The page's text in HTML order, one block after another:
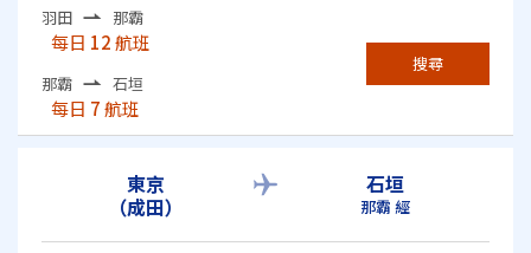
羽田 那霸
每日 12航班
那霸 石垣
每日 7航班
搜尋
東京
（成田）
石垣
那霸 經